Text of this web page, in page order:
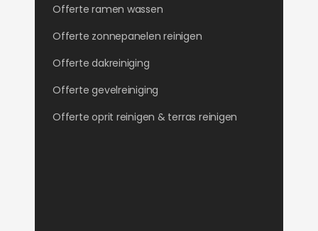
Offerte ramen wassen
Offerte zonnepanelen reinigen
Offerte dakreiniging
Offerte gevelreiniging
Offerte oprit reinigen & terras reinigen